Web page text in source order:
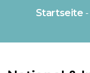
Startseite